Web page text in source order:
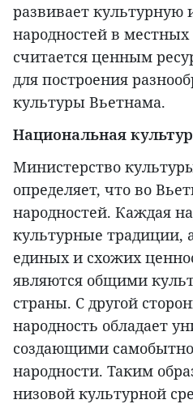
развивает культурную
народностей в местных
считается ценным
для построения
культуры Вьетнама.
Национальная
Министерство
определяет, что во
народностей. Каждая
культурные традиции,
единых и схожих
являются общими
страны. С другой
народность обладает
создающими
народности. Таким
низовой культурной